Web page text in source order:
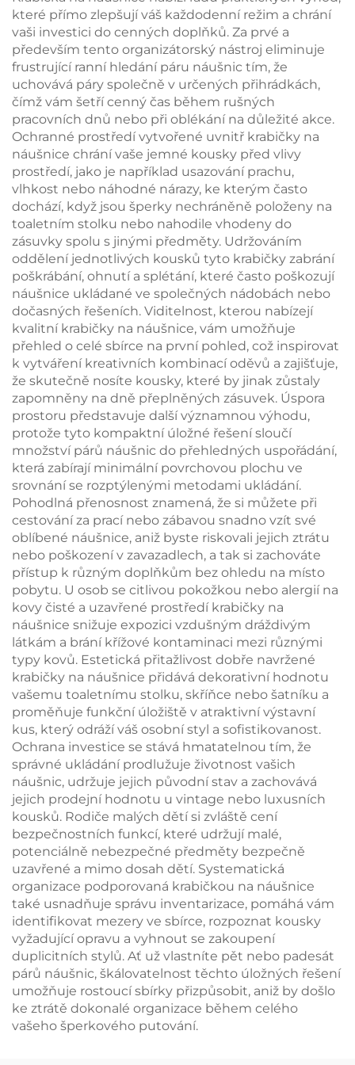
a náramky, dárková
krabička, velkoobchod
mašličkovou úchytkou
pro balení náhrdelníků
a prstenů
které přímo zlepšují váš každodenní režim a chrání
vaši investici do cenných doplňků. Za prvé a
především tento organizátorský nástroj eliminuje
frustrující ranní hledání páru náušnic tím, že
uchovává páry společně v určených přihrádkách,
čímž vám šetří cenný čas během rušných
pracovních dnů nebo při oblékání na důležité akce.
Ochranné prostředí vytvořené uvnitř krabičky na
náušnice chrání vaše jemné kousky před vlivy
prostředí, jako je například usazování prachu,
vlhkost nebo náhodné nárazy, ke kterým často
dochází, když jsou šperky nechráněně položeny na
toaletním stolku nebo nahodile vhodeny do
zásuvky spolu s jinými předměty. Udržováním
oddělení jednotlivých kousků tyto krabičky zabrání
poškrábání, ohnutí a splétání, které často poškozují
náušnice ukládané ve společných nádobách nebo
dočasných řešeních. Viditelnost, kterou nabízejí
kvalitní krabičky na náušnice, vám umožňuje
přehled o celé sbírce na první pohled, což inspirovat
k vytváření kreativních kombinací oděvů a zajišťuje,
že skutečně nosíte kousky, které by jinak zůstaly
zapomněny na dně přeplněných zásuvek. Úspora
prostoru představuje další významnou výhodu,
protože tyto kompaktní úložné řešení sloučí
množství párů náušnic do přehledných uspořádání,
která zabírají minimální povrchovou plochu ve
srovnání se rozptýlenými metodami ukládání.
Pohodlná přenosnost znamená, že si můžete při
cestování za prací nebo zábavou snadno vzít své
oblíbené náušnice, aniž byste riskovali jejich ztrátu
nebo poškození v zavazadlech, a tak si zachováte
přístup k různým doplňkům bez ohledu na místo
pobytu. U osob se citlivou pokožkou nebo alergií na
kovy čisté a uzavřené prostředí krabičky na
náušnice snižuje expozici vzdušným dráždivým
látkám a brání křížové kontaminaci mezi různými
typy kovů. Estetická přitažlivost dobře navržené
krabičky na náušnice přidává dekorativní hodnotu
vašemu toaletnímu stolku, skříňce nebo šatníku a
proměňuje funkční úložiště v atraktivní výstavní
kus, který odráží váš osobní styl a sofistikovanost.
Ochrana investice se stává hmatatelnou tím, že
správné ukládání prodlužuje životnost vašich
náušnic, udržuje jejich původní stav a zachovává
jejich prodejní hodnotu u vintage nebo luxusních
kousků. Rodiče malých dětí si zvláště cení
bezpečnostních funkcí, které udržují malé,
potenciálně nebezpečné předměty bezpečně
uzavřené a mimo dosah dětí. Systematická
organizace podporovaná krabičkou na náušnice
také usnadňuje správu inventarizace, pomáhá vám
identifikovat mezery ve sbírce, rozpoznat kousky
vyžadující opravu a vyhnout se zakoupení
duplicitních stylů. Ať už vlastníte pět nebo padesát
párů náušnic, škálovatelnost těchto úložných řešení
umožňuje rostoucí sbírky přizpůsobit, aniž by došlo
ke ztrátě dokonalé organizace během celého
vašeho šperkového putování.